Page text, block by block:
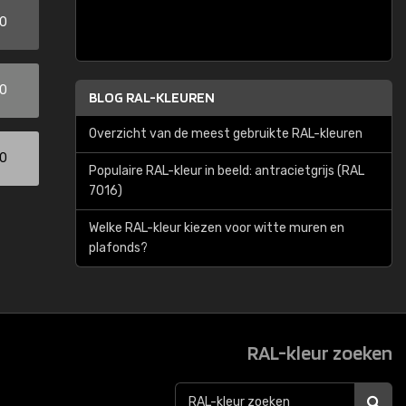
BLOG RAL-KLEUREN
Overzicht van de meest gebruikte RAL-kleuren
Populaire RAL-kleur in beeld: antracietgrijs (RAL
7016)
Welke RAL-kleur kiezen voor witte muren en
plafonds?
RAL-kleur zoeken